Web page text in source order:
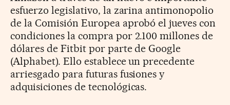
esfuerzo legislativo, la zarina antimonopolio
de la Comisión Europea aprobó el jueves con
condiciones la compra por 2.100 millones de
dólares de Fitbit por parte de Google
(Alphabet). Ello establece un precedente
arriesgado para futuras fusiones y
adquisiciones de tecnológicas.